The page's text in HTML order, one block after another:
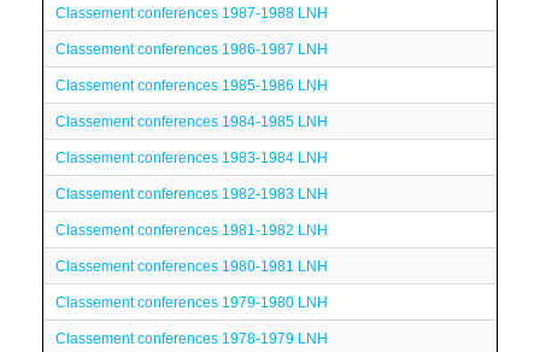
Classement conferences 1987-1988 LNH
Classement conferences 1986-1987 LNH
Classement conferences 1985-1986 LNH
Classement conferences 1984-1985 LNH
Classement conferences 1983-1984 LNH
Classement conferences 1982-1983 LNH
Classement conferences 1981-1982 LNH
Classement conferences 1980-1981 LNH
Classement conferences 1979-1980 LNH
Classement conferences 1978-1979 LNH